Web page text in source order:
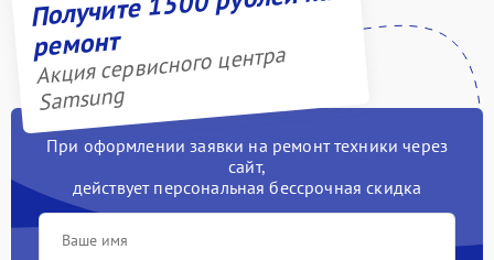
ремонт
Акция сервисного центра
Samsung
При оформлении заявки на ремонт техники через
сайт,
действует персональная бессрочная скидка